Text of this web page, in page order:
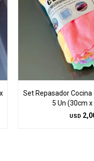
Set Repasador Cocina
5 Un (30cm
USD